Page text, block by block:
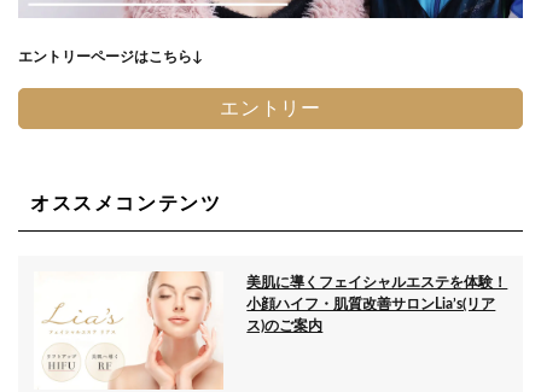
エントリーページはこちら↓
エントリー
オススメコンテンツ
美肌に導くフェイシャルエステを体験！
小顔ハイフ・肌質改善サロンLia’s(リア
ス)のご案内